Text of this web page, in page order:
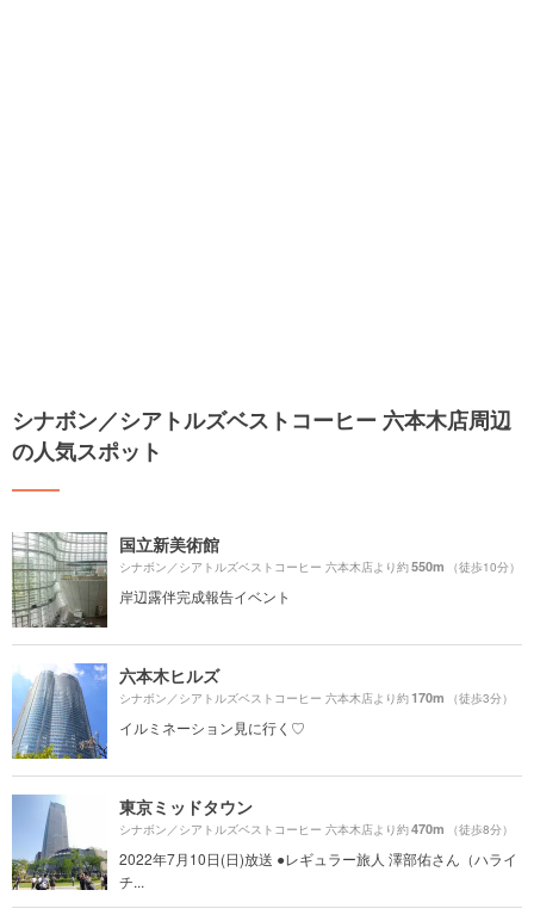
シナボン／シアトルズベストコーヒー 六本木店周辺
の人気スポット
国立新美術館
シナボン／シアトルズベストコーヒー 六本木店より約550m （徒歩10分）
岸辺露伴完成報告イベント
六本木ヒルズ
シナボン／シアトルズベストコーヒー 六本木店より約170m （徒歩3分）
イルミネーション見に行く♡
東京ミッドタウン
シナボン／シアトルズベストコーヒー 六本木店より約470m （徒歩8分）
2022年7月10日(日)放送 ●レギュラー旅人 澤部佑さん（ハライ
チ...